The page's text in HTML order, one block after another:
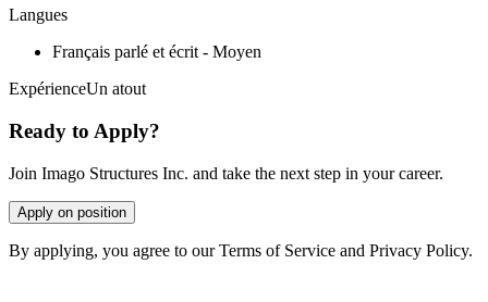
Langues
Français parlé et écrit - Moyen
ExpérienceUn atout
Ready to Apply?
Join Imago Structures Inc. and take the next step in your career.
Apply on position
By applying, you agree to our Terms of Service and Privacy Policy.